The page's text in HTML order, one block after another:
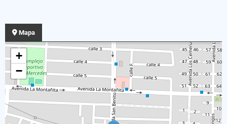
Mapa
+
−